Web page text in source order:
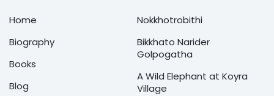
Home
Biography
Books
Blog
Nokkhotrobithi
Bikkhato Narider
Golpogatha
A Wild Elephant at Koyra
Village